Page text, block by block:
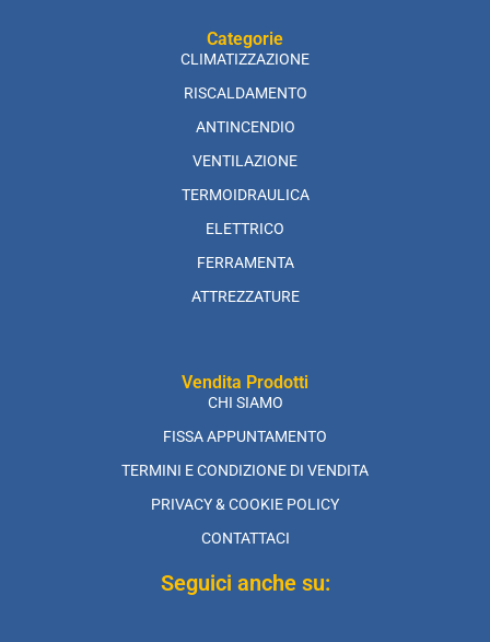
Categorie
CLIMATIZZAZIONE
RISCALDAMENTO
ANTINCENDIO
VENTILAZIONE
TERMOIDRAULICA
ELETTRICO
FERRAMENTA
ATTREZZATURE
Vendita Prodotti
CHI SIAMO
FISSA APPUNTAMENTO
TERMINI E CONDIZIONE DI VENDITA
PRIVACY & COOKIE POLICY
CONTATTACI
Seguici anche su: